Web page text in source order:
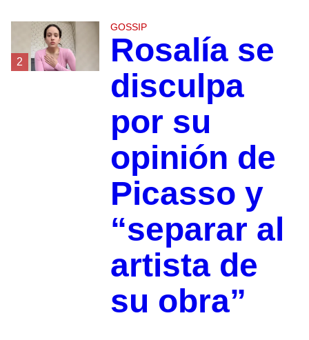
2
GOSSIP
Rosalía se
disculpa
por su
opinión de
Picasso y
“separar al
artista de
su obra”